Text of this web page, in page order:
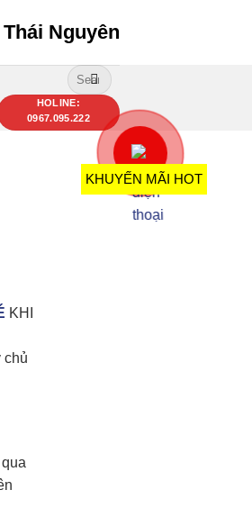
Nguyên
Search
for:
HOLINE:
0967.095.222
KHI
chủ
KHUYẾN MÃI HOT